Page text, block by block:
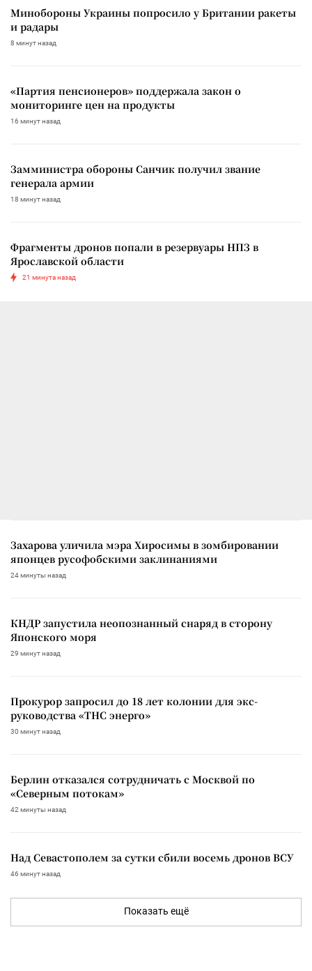
Минобороны Украины попросило у Британии ракеты
и радары
8 минут назад
«Партия пенсионеров» поддержала закон о
мониторинге цен на продукты
16 минут назад
Замминистра обороны Санчик получил звание
генерала армии
18 минут назад
Фрагменты дронов попали в резервуары НПЗ в
Ярославской области
21 минута назад
Захарова уличила мэра Хиросимы в зомбировании
японцев русофобскими заклинаниями
24 минуты назад
КНДР запустила неопознанный снаряд в сторону
Японского моря
29 минут назад
Прокурор запросил до 18 лет колонии для экс-
руководства «ТНС энерго»
30 минут назад
Берлин отказался сотрудничать с Москвой по
«Северным потокам»
42 минуты назад
Над Севастополем за сутки сбили восемь дронов ВСУ
46 минут назад
Показать ещё